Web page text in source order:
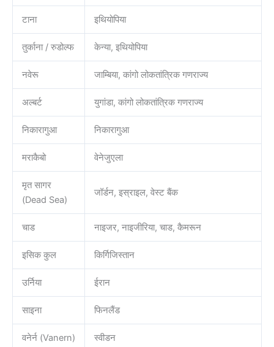
टाना इथियोपिया
तुर्काना / रुडोल्फ केन्या, इथियोपिया
नवेरू जाम्बिया, कांगो लोकतांत्रिक गणराज्य
अल्बर्ट युगांडा, कांगो लोकतांत्रिक गणराज्य
निकारागुआ निकारागुआ
मराकैबो वेनेजुएला
मृत सागर
(Dead Sea)
जॉर्डन, इस्राइल, वेस्ट बैंक
चाड नाइजर, नाइजीरिया, चाड, कैमरून
इसिक कुल किर्गिजिस्तान
उर्निया ईरान
साइना फिनलैंड
वनेर्न (Vanern) स्वीडन